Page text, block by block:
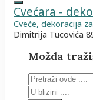
Cvećara -
Cveće, dekoracija
Dimitrija Tucovića
Možda